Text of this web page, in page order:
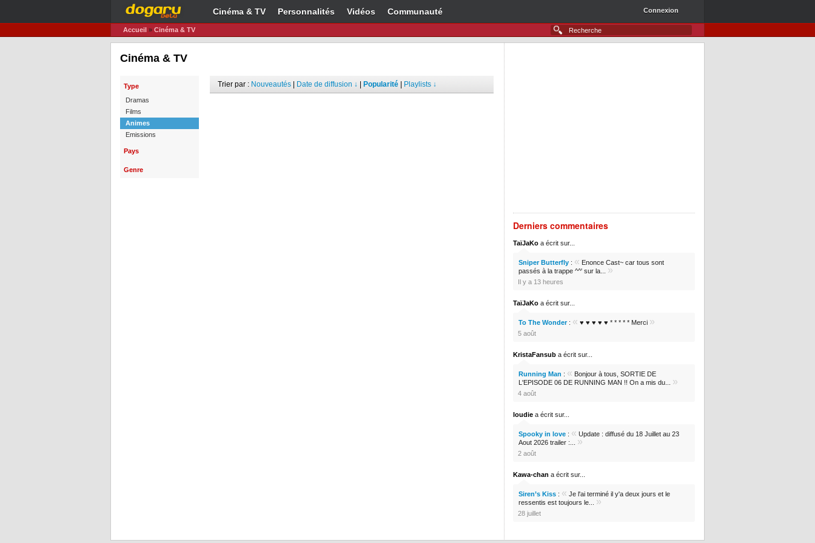
Cinéma & TV Personnalités Vidéos Communauté Connexion
Accueil » Cinéma & TV
Cinéma & TV
Type
Dramas
Films
Animes
Emissions
Pays
Genre
Trier par : Nouveautés Date de diffusion ↓ Popularité Playlists ↓
Derniers commentaires
TaïJaKo a écrit sur...
Sniper Butterfly : « Enonce Cast~ car tous sont
passés à la trappe ^^' sur la... »
Il y a 13 heures
TaïJaKo a écrit sur...
To The Wonder: « ♥ ♥ ♥ ♥ ♥ * * * * * Merci »
5 août
KristaFansub a écrit sur...
Running Man : « Bonjour à tous, SORTIE DE
L'EPISODE 06 DE RUNNING MAN !! On a mis du... »
4 août
loudie a écrit sur...
Spooky in love : « Update : diffusé du 18 Juillet au 23
Aout 2026 trailer :... »
2 août
Kawa-chan a écrit sur...
Siren’s Kiss : « Je l'ai terminé il y'a deux jours et le
ressentis est toujours le... »
28 juillet